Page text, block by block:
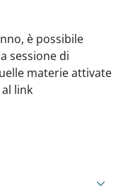
è possibile
sessione di
materie attivate
link